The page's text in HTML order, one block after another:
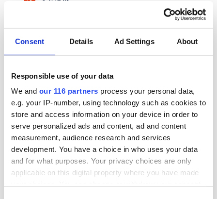
Consent Details Ad Settings About
Responsible use of your data
We and our 116 partners process your personal data,
e.g. your IP-number, using technology such as cookies to
store and access information on your device in order to
serve personalized ads and content, ad and content
measurement, audience research and services
development. You have a choice in who uses your data
and for what purposes. Your privacy choices are only
applicable on this digital property where you have made
*Moms (6 %) ingår i alla priser.
Företagspaket